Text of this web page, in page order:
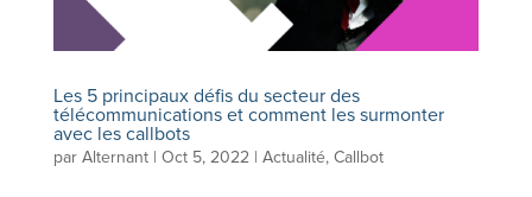
Les 5 principaux défis du secteur des
télécommunications et comment les surmonter
avec les callbots
par Alternant| Oct 5, 2022| Actualité, Callbot